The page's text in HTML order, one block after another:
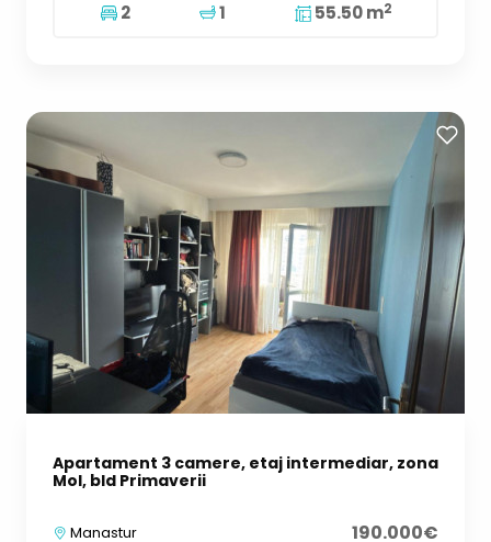
2 1 55.50 m2
Apartament 3 camere, etaj intermediar, zona
Mol, bld Primaverii
Manastur 190.000€